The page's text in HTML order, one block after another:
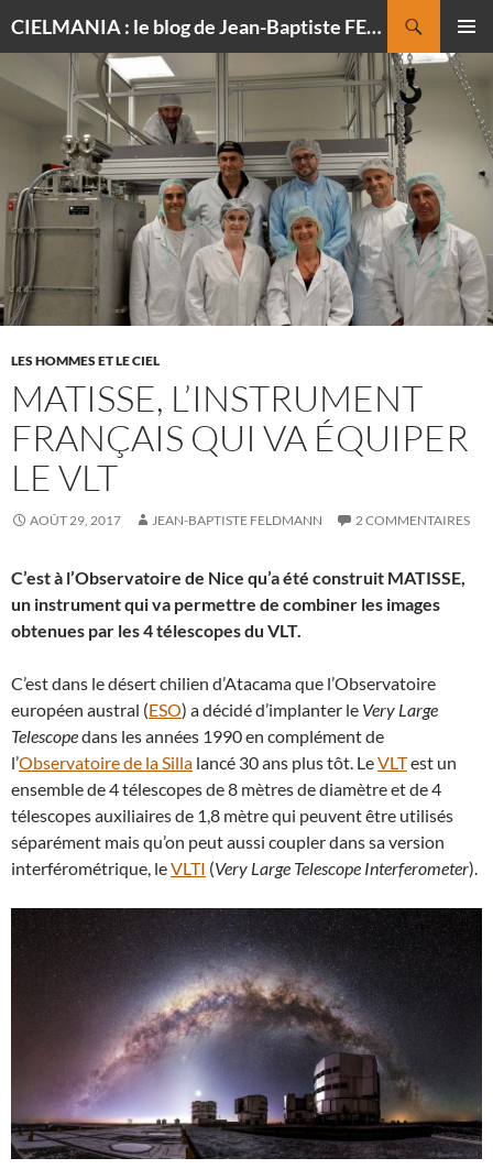
CIELMANIA : le blog de Jean-Baptiste FELDMANN, photographe du ciel
MENU
CONTENU
LES HOMMES ET LE CIEL
MATISSE, L’INSTRUMENT
FRANÇAIS QUI VA ÉQUIPER
LE VLT
AOÛT 29, 2017 JEAN-BAPTISTE FELDMANN 2 COMMENTAIRES
C’est à l’Observatoire de Nice qu’a été construit MATISSE,
un instrument qui va permettre de combiner les images
obtenues par les 4 télescopes du VLT.
C’est dans le désert chilien d’Atacama que l’Observatoire
européen austral (ESO) a décidé d’implanter le Very Large
Telescopedans les années 1990 en complément de
l’Observatoire de la Silla lancé 30 ans plus tôt. LeVLTest un
ensemble de 4 télescopes de 8 mètres de diamètre et de 4
télescopes auxiliaires de 1,8 mètre qui peuvent être utilisés
séparément mais qu’on peut aussi coupler dans sa version
interférométrique, leVLTI (Very Large Telescope Interferometer).